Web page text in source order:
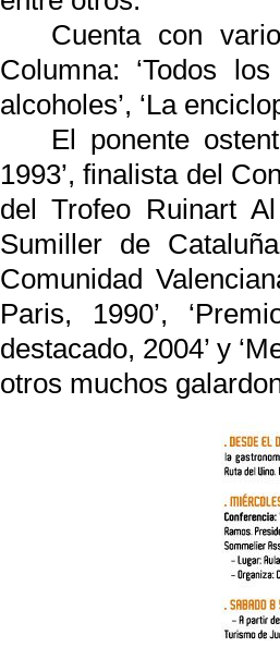
Cuenta con
Columna: ‘Todos
alcoholes’, ‘La
El ponente
1993’, finalista del
del Trofeo Ruinart
Sumiller de
Comunidad
Paris, 1990’,
destacado, 2004’ y
otros muchos